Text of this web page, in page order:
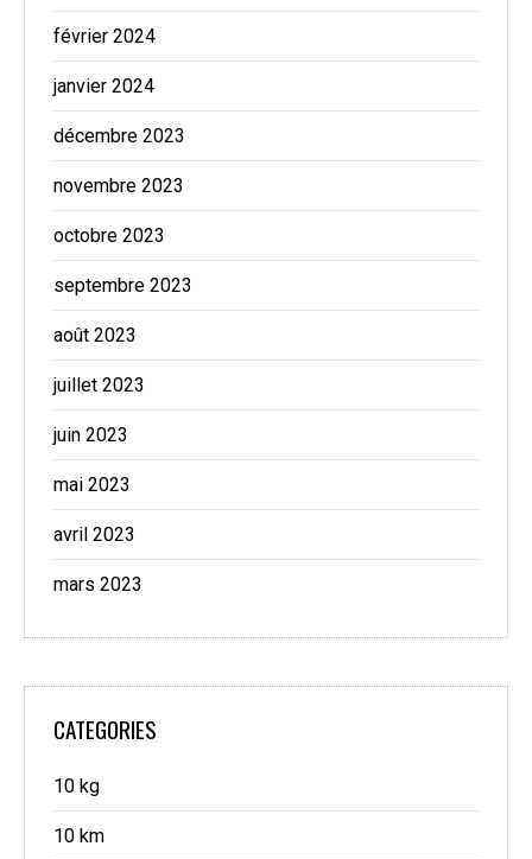
février 2024
janvier 2024
décembre 2023
novembre 2023
octobre 2023
septembre 2023
août 2023
juillet 2023
juin 2023
mai 2023
avril 2023
mars 2023
CATEGORIES
10 kg
10 km